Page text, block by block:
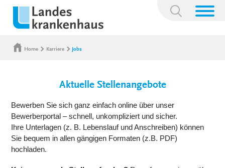
Suchbegriff:
Home Karriere Jobs
Aktuelle Stellenangebote
Bewerben Sie sich ganz einfach online über unser
Bewerberportal – schnell, unkompliziert und sicher.
Ihre Unterlagen (z. B. Lebenslauf und Anschreiben) können
Sie bequem in allen gängigen Formaten (z.B. PDF)
hochladen.